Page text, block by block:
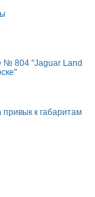
№ 804 "Jaguar Land
привык к габаритам